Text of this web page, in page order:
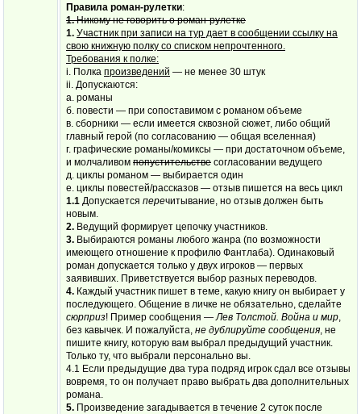
Правила роман-рулетки:
1.Никому не говорить о роман-рулетке
1. Участник при записи на тур дает в сообщении ссылку на
свою книжную полку со списком непрочтенного.
Требования к полке:
i. Полка произведений — не менее 30 штук
ii. Допускаются:
а. романы
б. повести — при сопоставимом с романом объеме
в. сборники — если имеется сквозной сюжет, либо общий
главный герой (по согласованию — общая вселенная)
г. графические романы/комиксы — при достаточном объеме,
и молчаливом попустительстве согласовании ведущего
д. циклы романом — выбирается один
е. циклы повестей/рассказов — отзыв пишется на весь цикл
1.1 Допускается перечитывание, но отзыв должен быть
новым.
2. Ведущий формирует цепочку участников.
3. Выбираются романы любого жанра (по возможности
имеющего отношение к профилю Фантлаба). Одинаковый
роман допускается только у двух игроков — первых
заявивших. Приветствуется выбор разных переводов.
4. Каждый участник пишет в теме, какую книгу он выбирает у
последующего. Общение в личке не обязательно, сделайте
сюрприз! Пример сообщения —Лев Толстой. Война и мир,
без кавычек. И пожалуйста, не дублируйте сообщения, не
пишите книгу, которую вам выбрал предыдущий участник.
Только ту, что выбрали персонально вы.
4.1 Если предыдущие два тура подряд игрок сдал все отзывы
вовремя, то он получает право выбрать два дополнительных
романа.
5. Произведение загадывается в течение 2 суток после